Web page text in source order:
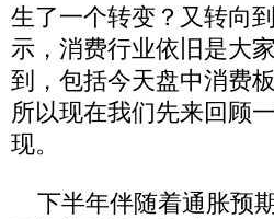
生了一个转变？又转向
示，消费行业依旧是大
到，包括今天盘中消费
所以现在我们先来回顾
现。
下半年伴随着通胀预